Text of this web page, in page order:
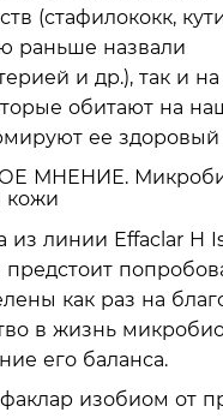
(стафилококк,
раньше назвали
и др.), так и
обитают на
ее
из линии Effaclar H
как раз на
в жизнь
его баланса.